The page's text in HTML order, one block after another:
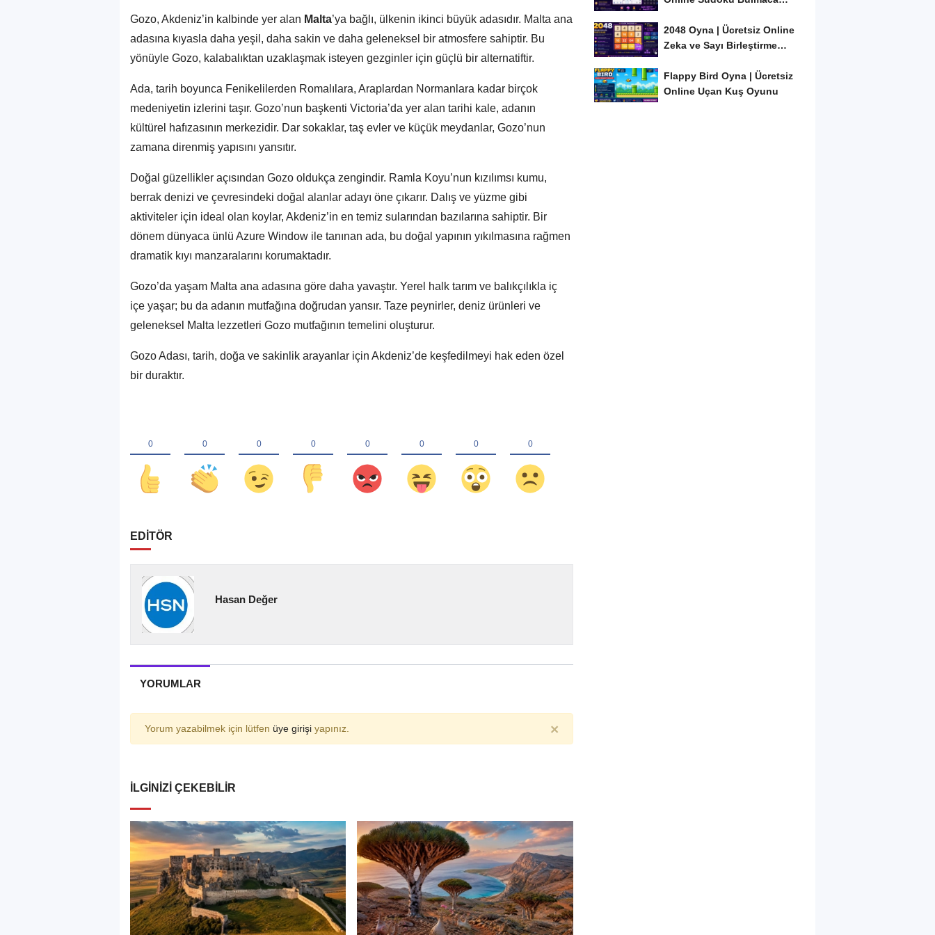
Gozo, Akdeniz’in kalbinde yer alan Malta’ya bağlı, ülkenin ikinci büyük adasıdır. Malta ana
adasına kıyasla daha yeşil, daha sakin ve daha geleneksel bir atmosfere sahiptir. Bu
yönüyle Gozo, kalabalıktan uzaklaşmak isteyen gezginler için güçlü bir alternatiftir.
Ada, tarih boyunca Fenikelilerden Romalılara, Araplardan Normanlara kadar birçok
medeniyetin izlerini taşır. Gozo’nun başkenti Victoria’da yer alan tarihi kale, adanın
kültürel hafızasının merkezidir. Dar sokaklar, taş evler ve küçük meydanlar, Gozo’nun
zamana direnmiş yapısını yansıtır.
Doğal güzellikler açısından Gozo oldukça zengindir. Ramla Koyu’nun kızılımsı kumu,
berrak denizi ve çevresindeki doğal alanlar adayı öne çıkarır. Dalış ve yüzme gibi
aktiviteler için ideal olan koylar, Akdeniz’in en temiz sularından bazılarına sahiptir. Bir
dönem dünyaca ünlü Azure Window ile tanınan ada, bu doğal yapının yıkılmasına rağmen
dramatik kıyı manzaralarını korumaktadır.
Gozo’da yaşam Malta ana adasına göre daha yavaştır. Yerel halk tarım ve balıkçılıkla iç
içe yaşar; bu da adanın mutfağına doğrudan yansır. Taze peynirler, deniz ürünleri ve
geleneksel Malta lezzetleri Gozo mutfağının temelini oluşturur.
Gozo Adası, tarih, doğa ve sakinlik arayanlar için Akdeniz’de keşfedilmeyi hak eden özel
bir duraktır.
EDİTÖR
Hasan Değer
YORUMLAR
Yorum yazabilmek için lütfen üye girişi yapınız. ×
İLGINIZI ÇEKEBILIR
2048 Oyna | Ücretsiz Online
Zeka ve Sayı Birleştirme
Flappy Bird Oyna | Ücretsiz
Online Uçan Kuş Oyunu